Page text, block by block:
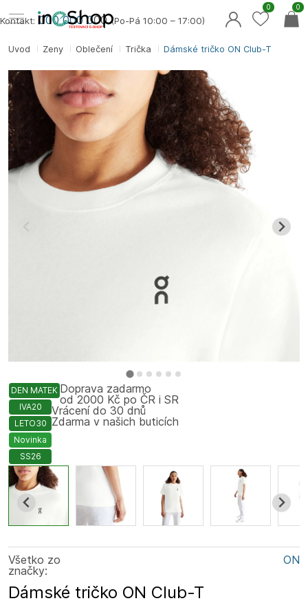
Úvod Ženy Oblečení Trička Dámské tričko ON Club-T
DEN MATEK
IVA20
LETO30
Novinka
SS26
Všetko zo
značky:
ON
Dámské tričko ON Club-T
Doprava zadarmo
od 2000 Kč po ČR i SR
Vrácení do 30 dnů
Zdarma v našich buticích
Kontakt: 000 000 000(Po-Pá 10:00 – 17:00)
0
0